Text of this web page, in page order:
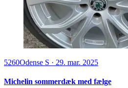
5260Odense S · 29. mar. 2025
Michelin sommerdæk med fælge